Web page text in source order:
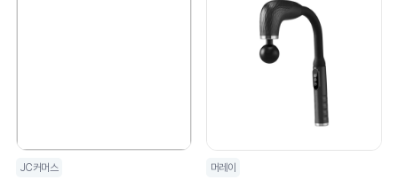
JC커머스 머레이